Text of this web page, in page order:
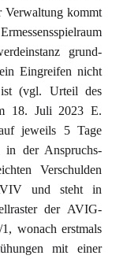
kommt
grund-
Eingreifen nicht
ist (vgl. Urteil des
18. Juli 2023 E.
jeweils 5 Tage
in der Anspruchs-
Verschulden
und steht in
der AVIG-
wonach erstmals
mit einer